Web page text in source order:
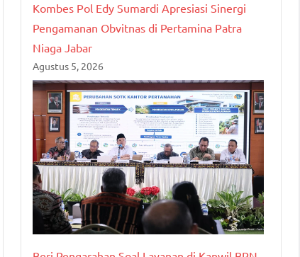
Kombes Pol Edy Sumardi Apresiasi Sinergi
Pengamanan Obvitnas di Pertamina Patra
Niaga Jabar
Agustus 5, 2026